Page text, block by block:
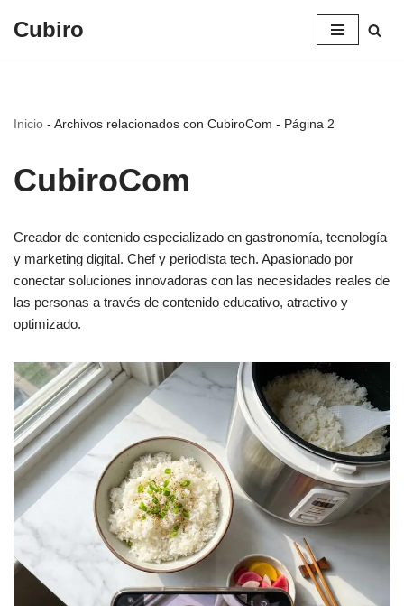
Cubiro
Inicio - Archivos relacionados con CubiroCom - Página 2
CubiroCom
Creador de contenido especializado en gastronomía, tecnología
y marketing digital. Chef y periodista tech. Apasionado por
conectar soluciones innovadoras con las necesidades reales de
las personas a través de contenido educativo, atractivo y
optimizado.